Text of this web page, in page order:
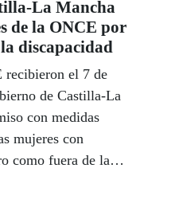
La Mancha
de la ONCE por
discapacidad
recibieron el 7 de
de Castilla-La
con medidas
mujeres con
como fuera de la